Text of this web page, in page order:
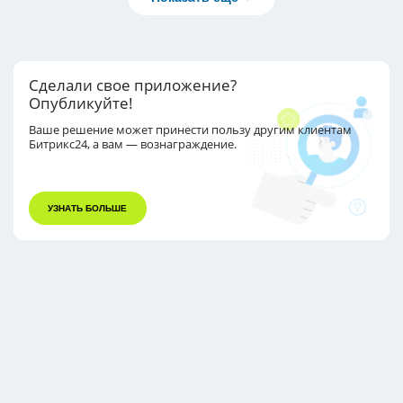
Сделали свое приложение?
Опубликуйте!
Ваше решение может принести пользу другимклиентам
Битрикс24, а вам — вознаграждение.
УЗНАТЬ БОЛЬШЕ